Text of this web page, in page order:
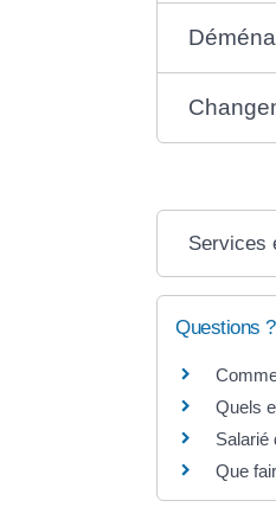
Services
Questions
Quels
Salarié
Que